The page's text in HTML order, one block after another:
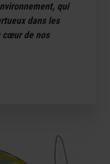
qui
dans les
cœur de nos